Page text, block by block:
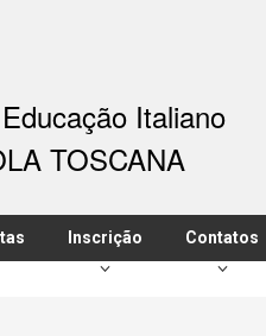
Italiano
TOSCANA
Inscrição Contatos